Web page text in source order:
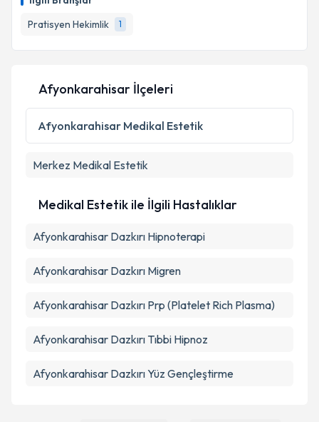
Pratisyen Hekimlik
1
hazırlandığında e-posta ile bilgilendireceğiz.
E-posta Adresiniz
Kişisel verilerimin işlenmesine ilişkinAydınlatma
Metni
'ni okudum ve kişisel verilerimin belirtilen
kapsamda işlenmesini kabul ediyorum.
Afyonkarahisar İlçeleri
Afyonkarahisar Medikal Estetik
Merkez Medikal Estetik
Medikal Estetik ile İlgili Hastalıklar
Afyonkarahisar Dazkırı Hipnoterapi
Afyonkarahisar Dazkırı Migren
Afyonkarahisar Dazkırı Prp (Platelet Rich Plasma)
Afyonkarahisar Dazkırı Tıbbi Hipnoz
Afyonkarahisar Dazkırı Yüz Gençleştirme